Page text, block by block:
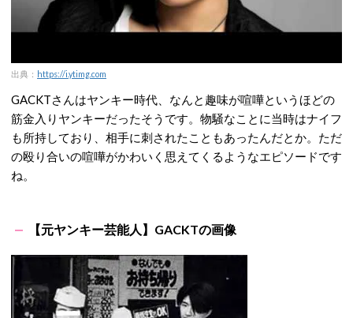
出典： https://i.ytimg.com
GACKTさんはヤンキー時代、なんと趣味が喧嘩というほどの
筋金入りヤンキーだったそうです。物騒なことに当時はナイフ
も所持しており、相手に刺されたこともあったんだとか。ただ
の殴り合いの喧嘩がかわいく思えてくるようなエピソードです
ね。
【元ヤンキー芸能人】GACKTの画像